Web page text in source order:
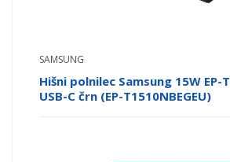
SAMSUNG
Hišni polnilec Samsung 15W EP-
USB-C črn (EP-T1510NBEGEU)